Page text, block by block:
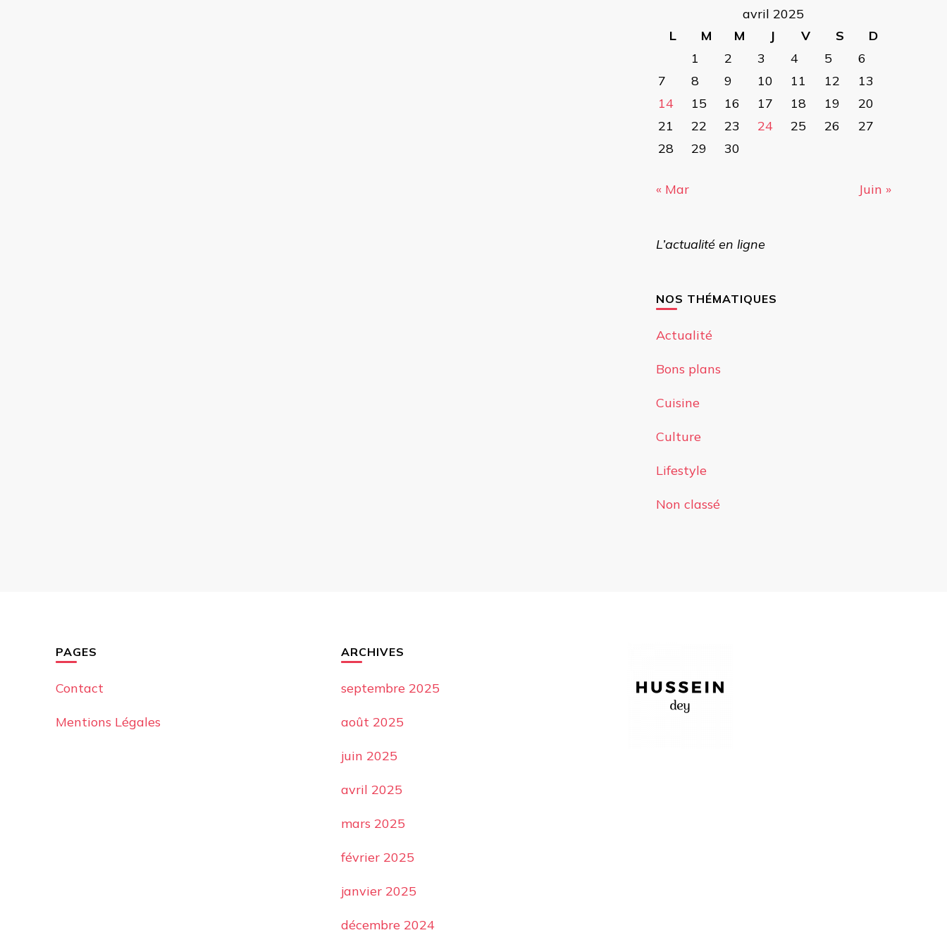
avril 2025
L
M M J V S
D
1
2 3 4 5
6
7
8 9 10 11 12
13
14
15 16 17 18 19
20
21
22 23 24 25 26
27
28
29 30
« Mar Juin »
L’actualité en ligne
NOS THÉMATIQUES
Actualité
Bons plans
Cuisine
Culture
Lifestyle
Non classé
PAGES
Contact
Mentions Légales
ARCHIVES
septembre 2025
août 2025
juin 2025
avril 2025
mars 2025
février 2025
janvier 2025
décembre 2024